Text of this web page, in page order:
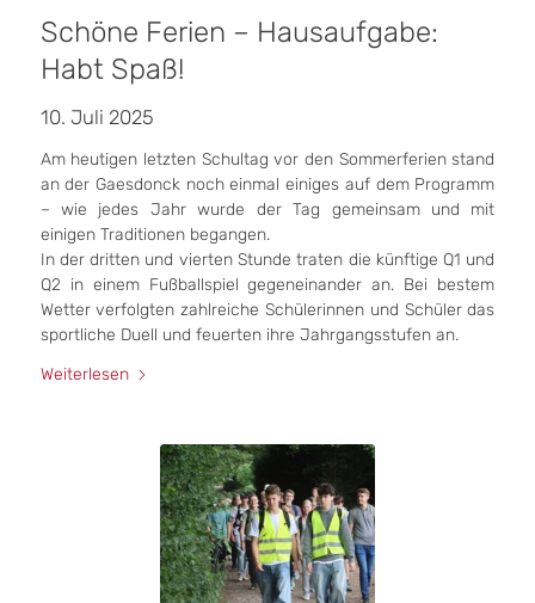
Schöne Ferien – Hausaufgabe:
Habt Spaß!
10. Juli 2025
Am heutigen letzten Schultag vor den Sommerferien stand
an der Gaesdonck noch einmal einiges auf dem Programm
– wie jedes Jahr wurde der Tag gemeinsam und mit
einigen Traditionen begangen.
In der dritten und vierten Stunde traten die künftige Q1 und
Q2 in einem Fußballspiel gegeneinander an. Bei bestem
Wetter verfolgten zahlreiche Schülerinnen und Schüler das
sportliche Duell und feuerten ihre Jahrgangsstufen an.
Weiterlesen